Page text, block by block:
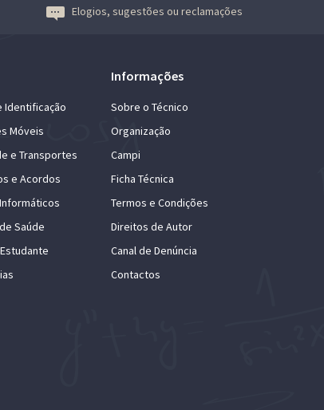
Elogios, sugestões ou reclamações
Identificação
Móveis
e Transportes
e Acordos
Saúde
Informações
Sobre o Técnico
Organização
Campi
Ficha Técnica
Termos e Condições
Direitos de Autor
Canal de Denúncia
Contactos